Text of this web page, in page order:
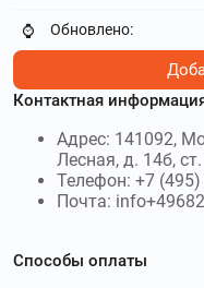
⌚ Обновлено:
Контактная
Адрес: 141092,
Лесная, д. 14б,
Телефон: +7 (495)
Почта:
Способы оплаты